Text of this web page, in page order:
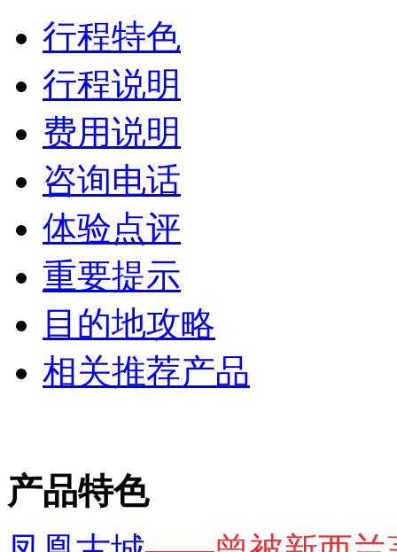
行程特色
行程说明
费用说明
咨询电话
体验点评
重要提示
目的地攻略
相关推荐产品
产品特色